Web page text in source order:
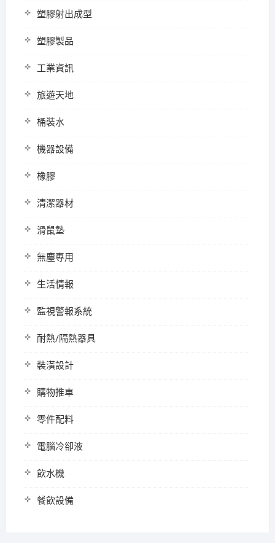
塑膠射出成型
塑膠製品
工業資訊
旅遊天地
桶裝水
機器設備
橡膠
清潔器材
滑鼠墊
無塵專用
生活情報
監視警報系統
耐熱/隔熱器具
裝潢設計
購物推車
零件配料
電腦冷卻液
飲水機
餐飲設備